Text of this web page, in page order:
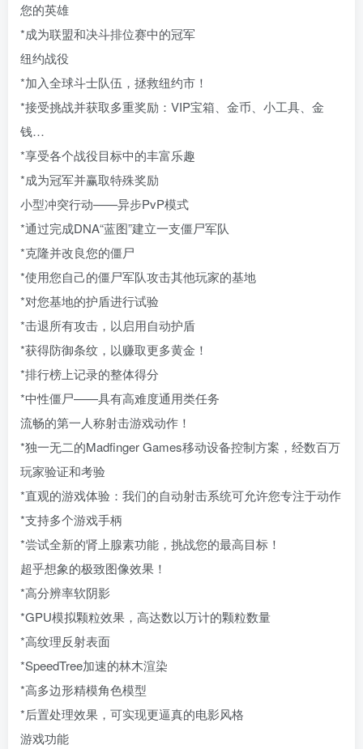
您的英雄
*成为联盟和决斗排位赛中的冠军
纽约战役
*加入全球斗士队伍，拯救纽约市！
*接受挑战并获取多重奖励：VIP宝箱、金币、小工具、金
钱…
*享受各个战役目标中的丰富乐趣
*成为冠军并赢取特殊奖励
小型冲突行动——异步PvP模式
*通过完成DNA“蓝图”建立一支僵尸军队
*克隆并改良您的僵尸
*使用您自己的僵尸军队攻击其他玩家的基地
*对您基地的护盾进行试验
*击退所有攻击，以启用自动护盾
*获得防御条纹，以赚取更多黄金！
*排行榜上记录的整体得分
*中性僵尸——具有高难度通用类任务
流畅的第一人称射击游戏动作！
*独一无二的Madfinger Games移动设备控制方案，经数百万
玩家验证和考验
*直观的游戏体验：我们的自动射击系统可允许您专注于动作
*支持多个游戏手柄
*尝试全新的肾上腺素功能，挑战您的最高目标！
超乎想象的极致图像效果！
*高分辨率软阴影
*GPU模拟颗粒效果，高达数以万计的颗粒数量
*高纹理反射表面
*SpeedTree加速的林木渲染
*高多边形精模角色模型
*后置处理效果，可实现更逼真的电影风格
游戏功能